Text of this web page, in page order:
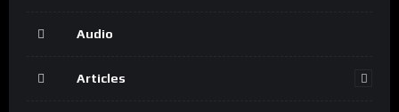
Audio
Articles